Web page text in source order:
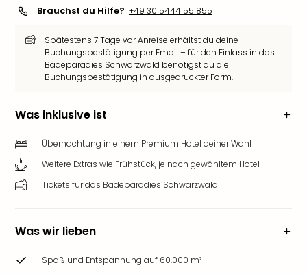
Brauchst du Hilfe? +49 30 5444 55 855
Spätestens 7 Tage vor Anreise erhältst du deine
Buchungsbestätigung per Email – für den Einlass in das
Badeparadies Schwarzwald benötigst du die
Buchungsbestätigung in ausgedruckter Form.
Was inklusive ist
Übernachtung in einem Premium Hotel deiner Wahl
Weitere Extras wie Frühstück, je nach gewähltem Hotel
Tickets für das Badeparadies Schwarzwald
Was wir lieben
Spaß und Entspannung auf 60.000 m²